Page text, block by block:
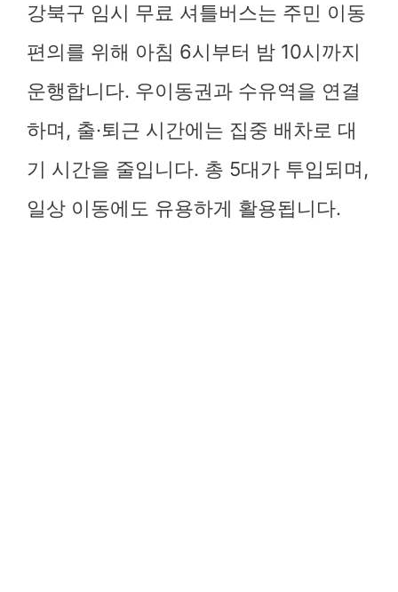
강북구 임시 무료 셔틀버스는 주민 이동
편의를 위해 아침 6시부터 밤 10시까지
운행합니다. 우이동권과 수유역을 연결
하며, 출·퇴근 시간에는 집중 배차로 대
기 시간을 줄입니다. 총 5대가 투입되며,
일상 이동에도 유용하게 활용됩니다.